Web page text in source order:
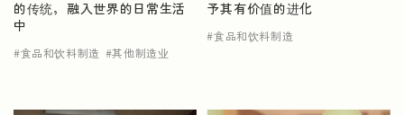
的传统，融入世界的日常生活
中
食品和饮料制造 其他制造业
予其有价值的进化
食品和饮料制造